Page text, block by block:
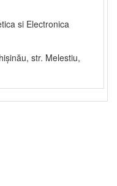
si Electronica
str. Melestiu,